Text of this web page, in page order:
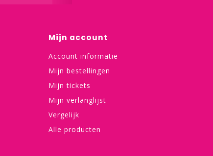
Mijn account
Account informatie
Mijn bestellingen
Mijn tickets
Mijn verlanglijst
Vergelijk
Alle producten